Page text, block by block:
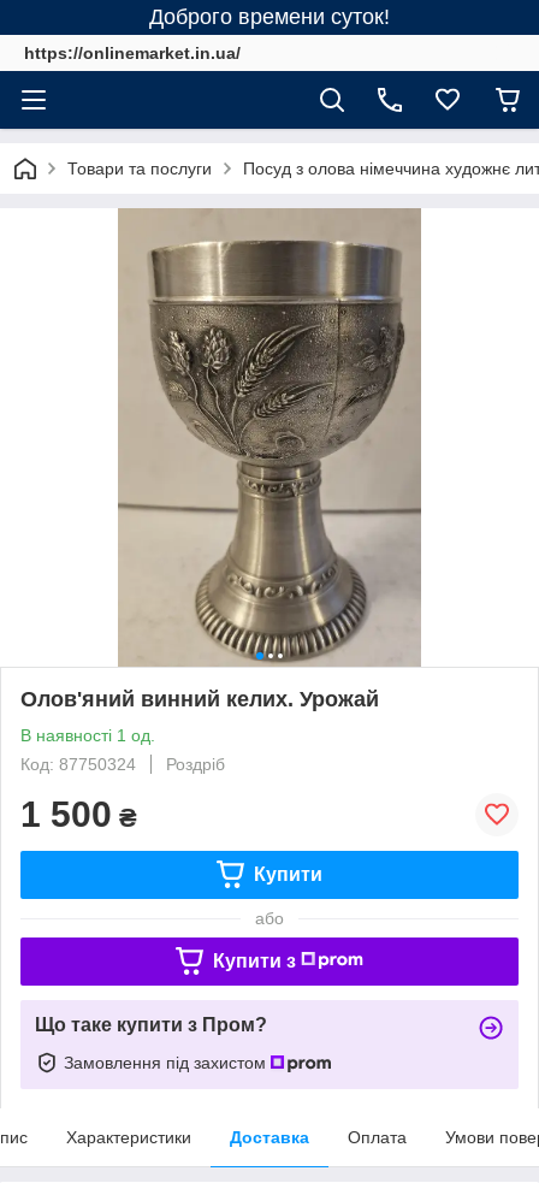
Доброго времени суток!
https://onlinemarket.in.ua/
Товари та послуги Посуд з олова німеччина художнє
Олов'яний винний келих. Урожай
В наявності 1 од.
Код: 87750324
Роздріб
1 500 ₴
Купити
або
Купити з
Що таке купити з Пром?
Замовлення під захистом
Характеристики Доставка Оплата Умови